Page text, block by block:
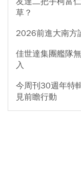
草？
2026前進大南方
佳世達集團艦隊
入
今周刊30週年特
見前瞻行動